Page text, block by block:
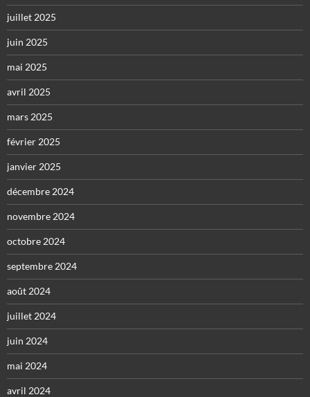
juillet 2025
juin 2025
mai 2025
avril 2025
mars 2025
février 2025
janvier 2025
décembre 2024
novembre 2024
octobre 2024
septembre 2024
août 2024
juillet 2024
juin 2024
mai 2024
avril 2024